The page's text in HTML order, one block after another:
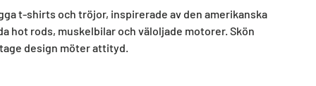
t-shirts och tröjor, inspirerade av den amerikanska
hot rods, muskelbilar och väloljade motorer. Skön
design möter attityd.